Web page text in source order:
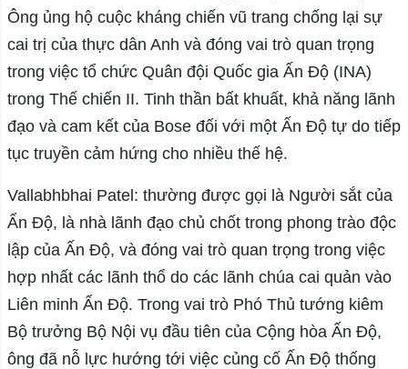
Ông ủng hộ cuộc kháng chiến vũ trang chống lại sự
cai trị của thực dân Anh và đóng vai trò quan trọng
trong việc tổ chức Quân đội Quốc gia Ấn Độ (INA)
trong Thế chiến II. Tinh thần bất khuất, khả năng lãnh
đạo và cam kết của Bose đối với một Ấn Độ tự do tiếp
tục truyền cảm hứng cho nhiều thế hệ.
Vallabhbhai Patel: thường được gọi là Người sắt của
Ấn Độ, là nhà lãnh đạo chủ chốt trong phong trào độc
lập của Ấn Độ, và đóng vai trò quan trọng trong việc
hợp nhất các lãnh thổ do các lãnh chúa cai quản vào
Liên minh Ấn Độ. Trong vai trò Phó Thủ tướng kiêm
Bộ trưởng Bộ Nội vụ đầu tiên của Cộng hòa Ấn Độ,
ông đã nỗ lực hướng tới việc củng cố Ấn Độ thống